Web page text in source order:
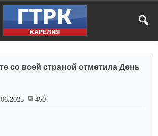
со всей страной отметила День
450